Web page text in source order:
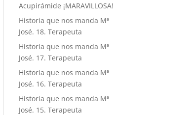
Acupirámide ¡MARAVILLOSA!
Historia que nos manda Mª
José. 18. Terapeuta
Historia que nos manda Mª
José. 17. Terapeuta
Historia que nos manda Mª
José. 16. Terapeuta
Historia que nos manda Mª
José. 15. Terapeuta